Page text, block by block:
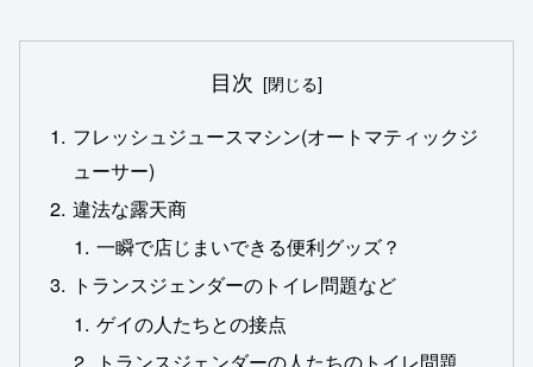
目次
フレッシュジュースマシン(オートマティックジ
ューサー)
違法な露天商
一瞬で店じまいできる便利グッズ？
トランスジェンダーのトイレ問題など
ゲイの人たちとの接点
トランスジェンダーの人たちのトイレ問題